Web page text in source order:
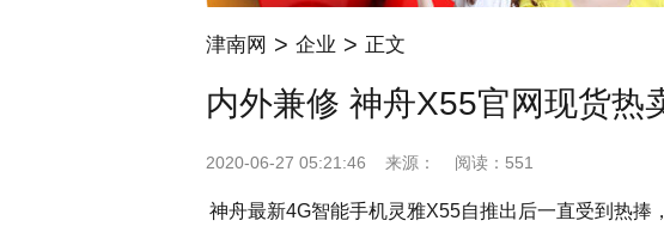
津南网 > 企业 > 正文
内外兼修 神舟X55官网现货热
2020-06-27 05:21:46 来源： 阅读：551
神舟最新4G智能手机灵雅X55自推出后一直受到热捧